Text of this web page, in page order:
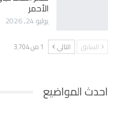
الأحمر
يوليو 24, 2026
السابق التالي 1 من 3٬704
احدث المواضيع